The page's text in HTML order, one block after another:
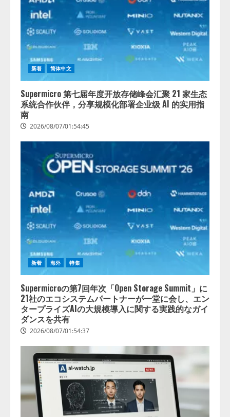
新着 简体中文
Supermicro 第七届年度开放存储峰会汇聚 21 家生态
系统合作伙伴，分享规模化部署企业级 AI 的实用指
南
2026/08/07/01:54:45
新着 海外 特集
Supermicroの第7回年次「Open Storage Summit」に
21社のエコシステムパートナーが一堂に会し、エン
タープライズAIの大規模導入に関する実践的なガイ
ダンスを共有
2026/08/07/01:54:37